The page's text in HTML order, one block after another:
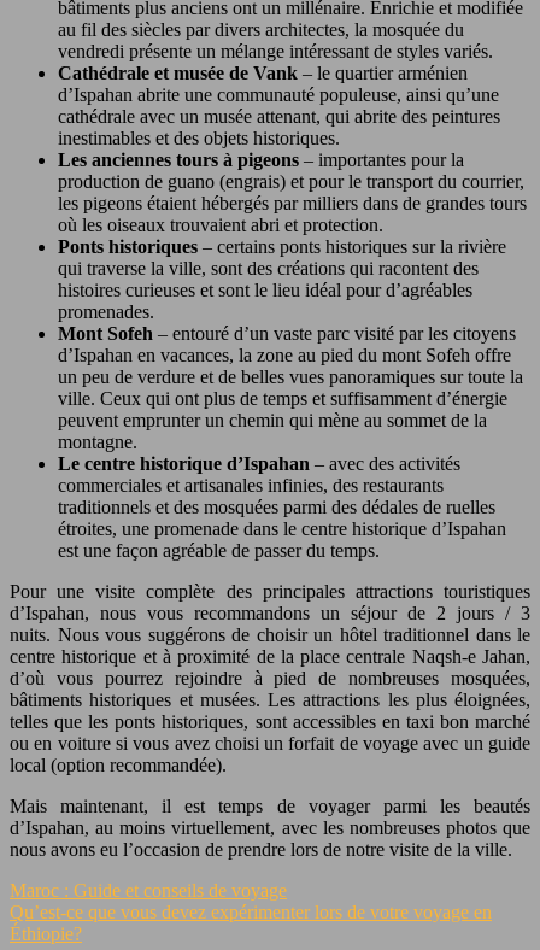
bâtiments plus anciens ont un millénaire. Enrichie et modifiée
au fil des siècles par divers architectes, la mosquée du
vendredi présente un mélange intéressant de styles variés.
Cathédrale et musée de Vank – le quartier arménien
d’Ispahan abrite une communauté populeuse, ainsi qu’une
cathédrale avec un musée attenant, qui abrite des peintures
inestimables et des objets historiques.
Les anciennes tours à pigeons – importantes pour la
production de guano (engrais) et pour le transport du courrier,
les pigeons étaient hébergés par milliers dans de grandes tours
où les oiseaux trouvaient abri et protection.
Ponts historiques – certains ponts historiques sur la rivière
qui traverse la ville, sont des créations qui racontent des
histoires curieuses et sont le lieu idéal pour d’agréables
promenades.
Mont Sofeh – entouré d’un vaste parc visité par les citoyens
d’Ispahan en vacances, la zone au pied du mont Sofeh offre
un peu de verdure et de belles vues panoramiques sur toute la
ville. Ceux qui ont plus de temps et suffisamment d’énergie
peuvent emprunter un chemin qui mène au sommet de la
montagne.
Le centre historique d’Ispahan – avec des activités
commerciales et artisanales infinies, des restaurants
traditionnels et des mosquées parmi des dédales de ruelles
étroites, une promenade dans le centre historique d’Ispahan
est une façon agréable de passer du temps.
Pour une visite complète des principales attractions touristiques
d’Ispahan, nous vous recommandons un séjour de 2 jours / 3
nuits. Nous vous suggérons de choisir un hôtel traditionnel dans le
centre historique et à proximité de la place centrale Naqsh-e Jahan,
d’où vous pourrez rejoindre à pied de nombreuses mosquées,
bâtiments historiques et musées. Les attractions les plus éloignées,
telles que les ponts historiques, sont accessibles en taxi bon marché
ou en voiture si vous avez choisi un forfait de voyage avec un guide
local (option recommandée).
Mais maintenant, il est temps de voyager parmi les beautés
d’Ispahan, au moins virtuellement, avec les nombreuses photos que
nous avons eu l’occasion de prendre lors de notre visite de la ville.
Maroc : Guide et conseils de voyage
Qu’est-ce que vous devez expérimenter lors de votre voyage en
Éthiopie?